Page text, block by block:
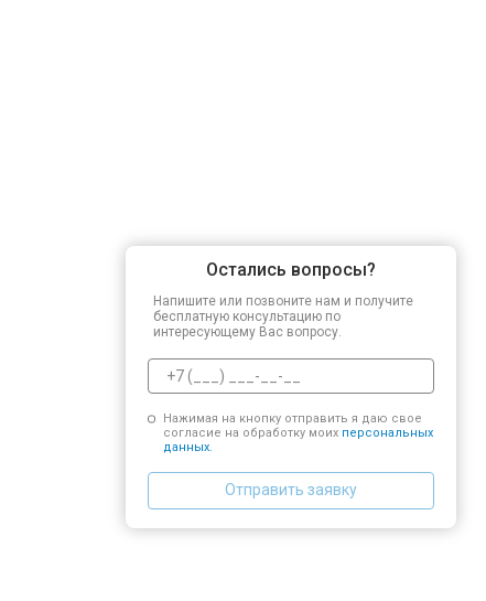
Остались вопросы?
Напишите или позвоните нам и получите
бесплатную консультацию по
интересующему Вас вопросу.
Нажимая на кнопку отправить я даю свое
согласие на обработку моих персональных
данных.
Отправить заявку